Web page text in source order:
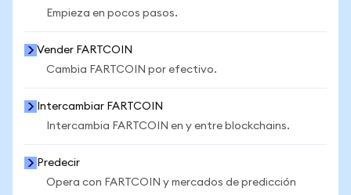
Empieza en pocos pasos.
Vender FARTCOIN
Cambia FARTCOIN por efectivo.
Intercambiar FARTCOIN
Intercambia FARTCOIN en y entre blockchains.
Predecir
Opera con FARTCOIN y mercados de predicción